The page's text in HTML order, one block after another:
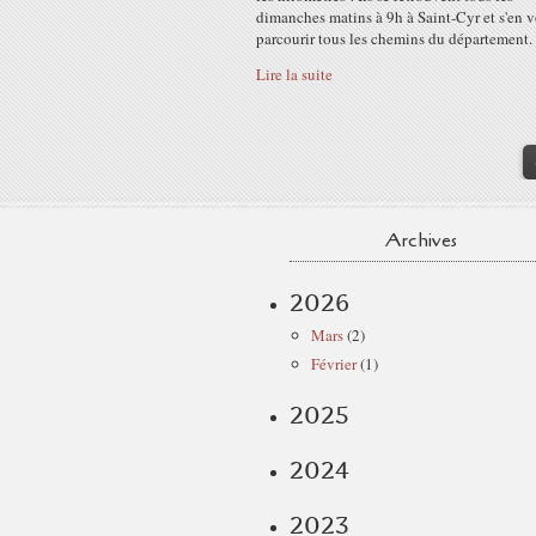
dimanches matins à 9h à Saint-Cyr et s'en
parcourir tous les chemins du département.
Lire la suite
Archives
2026
Mars(2)
Février(1)
2025
2024
2023